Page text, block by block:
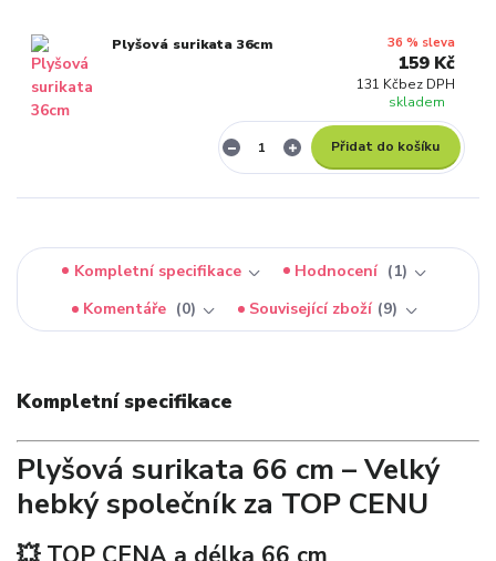
Plyšová surikata 36cm 36 % sleva
159 Kč
131 Kčbez DPH
skladem
Přidat do košíku
Kompletní specifikace Hodnocení
1
Komentáře
0 Související zboží 9
Kompletní specifikace
Plyšová surikata 66 cm – Velký
hebký společník za TOP CENU